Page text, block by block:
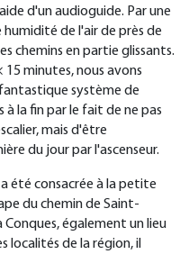
d'un audioguide. Par une
de l'air de près de
chemins en partie glissants.
minutes, nous avons
système de
la fin par le fait de ne pas
mais d'être
du jour par l'ascenseur.
été consacrée à la petite
du chemin de Saint-
Conques, également un lieu
localités de la région, il